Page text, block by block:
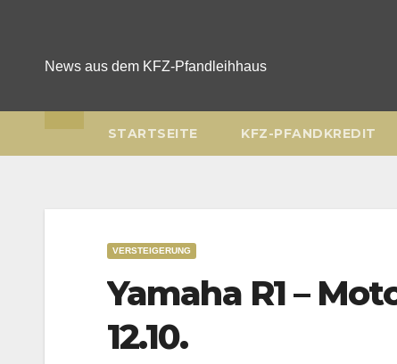
News aus dem KFZ-Pfandleihhaus
STARTSEITE KFZ-PFANDKREDIT
VERSTEIGERUNG
Yamaha R1 –
12.10.